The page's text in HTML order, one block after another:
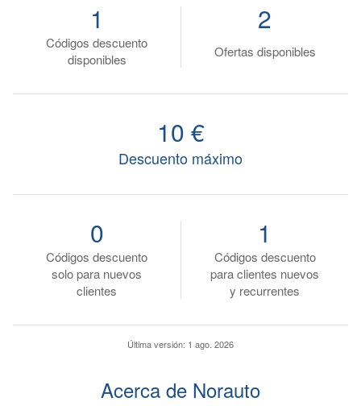
Códigos descuento
disponibles
1
Ofertas disponibles
2
Descuento máximo
10 €
Códigos descuento
solo para nuevos
clientes
0
Códigos descuento
para clientes nuevos
y recurrentes
1
Última versión: 1 ago. 2026
Acerca de Norauto